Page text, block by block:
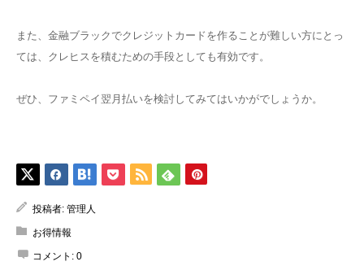
また、金融ブラックでクレジットカードを作ることが難しい方にとっ
ては、クレヒスを積むための手段としても有効です。
ぜひ、ファミペイ翌月払いを検討してみてはいかがでしょうか。
投稿者: 管理人
お得情報
コメント: 0